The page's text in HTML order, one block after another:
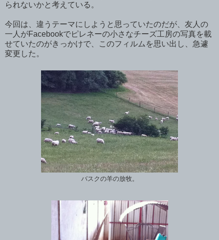
られないかと考えている。
今回は、違うテーマにしようと思っていたのだが、友人の
一人がFacebookでピレネーの小さなチーズ工房の写真を載
せていたのがきっかけで、このフィルムを思い出し、急遽
変更した。
バスクの羊の放牧。